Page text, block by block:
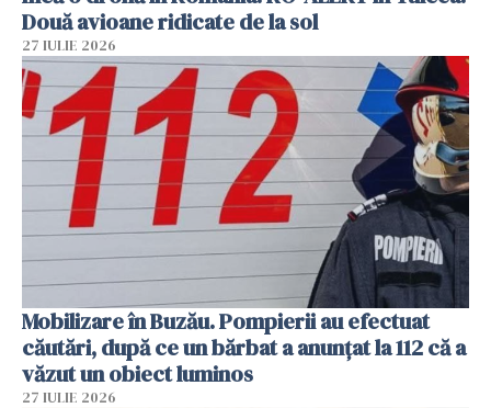
Două avioane ridicate de la sol
27 IULIE 2026
Mobilizare în Buzău. Pompierii au efectuat
căutări, după ce un bărbat a anunțat la 112 că a
văzut un obiect luminos
27 IULIE 2026